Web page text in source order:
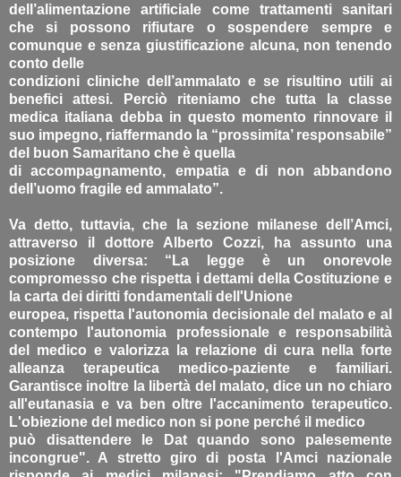
dell’alimentazione artificiale come trattamenti sanitari
che si possono rifiutare o sospendere sempre e
comunque e senza giustificazione alcuna, non tenendo
conto delle
condizioni cliniche dell’ammalato e se risultino utili ai
benefici attesi. Perciò riteniamo che tutta la classe
medica italiana debba in questo momento rinnovare il
suo impegno, riaffermando la “prossimita’ responsabile”
del buon Samaritano che è quella
di accompagnamento, empatia e di non abbandono
dell’uomo fragile ed ammalato”.
Va detto, tuttavia, che la sezione milanese dell’Amci,
attraverso il dottore Alberto Cozzi, ha assunto una
posizione diversa: “La legge è un onorevole
compromesso che rispetta i dettami della Costituzione e
la carta dei diritti fondamentali dell'Unione
europea, rispetta l'autonomia decisionale del malato e al
contempo l'autonomia professionale e responsabilità
del medico e valorizza la relazione di cura nella forte
alleanza terapeutica medico-paziente e familiari.
Garantisce inoltre la libertà del malato, dice un no chiaro
all'eutanasia e va ben oltre l'accanimento terapeutico.
L'obiezione del medico non si pone perché il medico
può disattendere le Dat quando sono palesemente
incongrue". A stretto giro di posta l'Amci nazionale